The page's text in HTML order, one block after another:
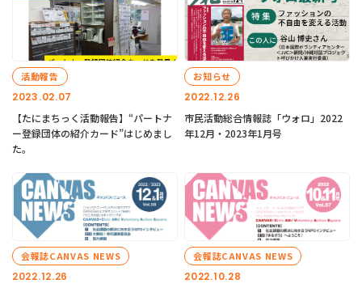
2023.02.07
活動報告
【たにまちっく活動報告】“パートナ
ー登録団体の紹介カード”はじめまし
た。
2022.12.26
お知らせ
市民活動総合情報誌「ウォロ」2022
年12月・2023年1月号
2022.12.26
会報誌CANVAS NEWS
2022.10.28
会報誌CANVAS NEWS